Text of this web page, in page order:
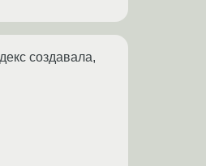
создавала,